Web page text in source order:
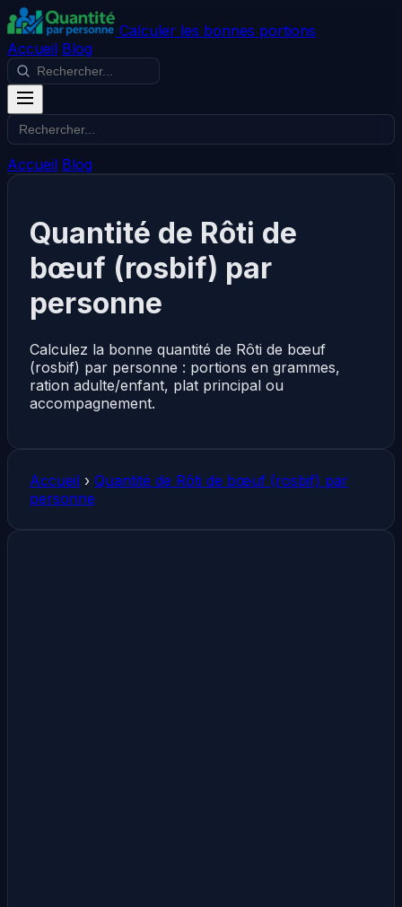
Calculer les bonnes portions
Accueil Blog
Accueil Blog
Quantité de Rôti de
bœuf (rosbif) par
personne
Calculez la bonne quantité de Rôti de bœuf
(rosbif) par personne : portions en grammes,
ration adulte/enfant, plat principal ou
accompagnement.
Accueil › Quantité de Rôti de bœuf (rosbif) par
personne